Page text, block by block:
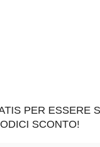
PER ESSERE
SCONTO!